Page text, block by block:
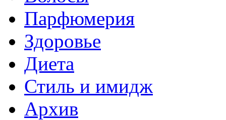
Парфюмерия
Здоровье
Диета
Стиль и имидж
Архив